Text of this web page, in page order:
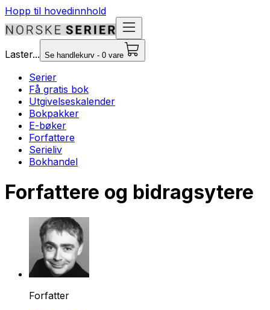
Hopp til hovedinnhold
Laster... Se handlekurv - 0 vare
Serier
Få gratis bok
Utgivelseskalender
Bokpakker
E-bøker
Forfattere
Serieliv
Bokhandel
Forfattere og bidragsytere
Forfatter